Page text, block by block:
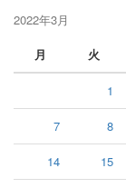
2022年3月
月
火
1
7 8
14 15